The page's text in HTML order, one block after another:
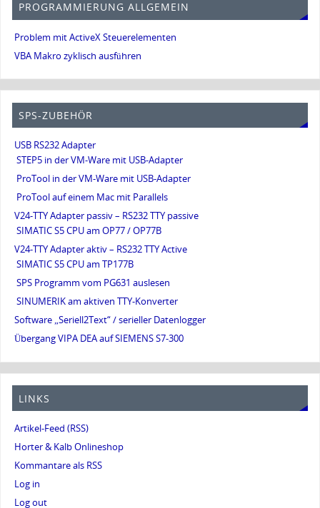
PROGRAMMIERUNG ALLGEMEIN
Problem mit ActiveX Steuerelementen
VBA Makro zyklisch ausführen
SPS-ZUBEHÖR
USB RS232 Adapter
STEP5 in der VM-Ware mit USB-Adapter
ProTool in der VM-Ware mit USB-Adapter
ProTool auf einem Mac mit Parallels
V24-TTY Adapter passiv – RS232 TTY passive
SIMATIC S5 CPU am OP77 / OP77B
V24-TTY Adapter aktiv – RS232 TTY Active
SIMATIC S5 CPU am TP177B
SPS Programm vom PG631 auslesen
SINUMERIK am aktiven TTY-Konverter
Software „Seriell2Text“ / serieller Datenlogger
Übergang VIPA DEA auf SIEMENS S7-300
LINKS
Artikel-Feed (RSS)
Horter & Kalb Onlineshop
Kommantare als RSS
Log in
Log out